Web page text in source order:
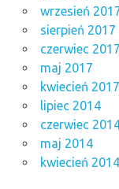
wrzesień
sierpień 2017
czerwiec 2017
maj 2017
kwiecień 2017
lipiec 2014
czerwiec
maj 2014
kwiecień 2014